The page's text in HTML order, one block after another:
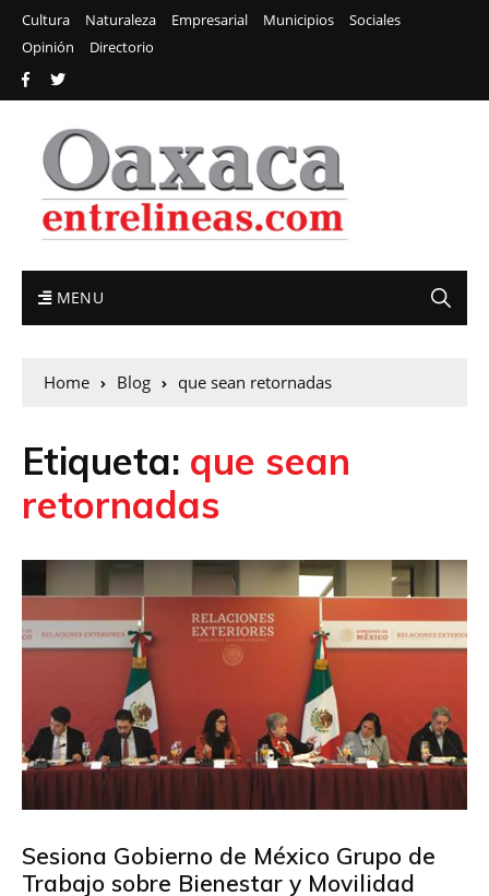
Cultura Naturaleza Empresarial Municipios
Sociales
Opinión
Directorio
MENU
Home Blog que sean retornadas
Etiqueta: que sean
retornadas
Sesiona Gobierno de México Grupo de
Trabajo sobre Bienestar y Movilidad